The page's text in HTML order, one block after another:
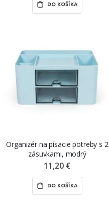
DO KOŠÍKA
Organizér na písacie potreby s 2
zásuvkami, modrý
11,20 €
DO KOŠÍKA